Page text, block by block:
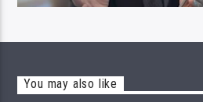
You may also like